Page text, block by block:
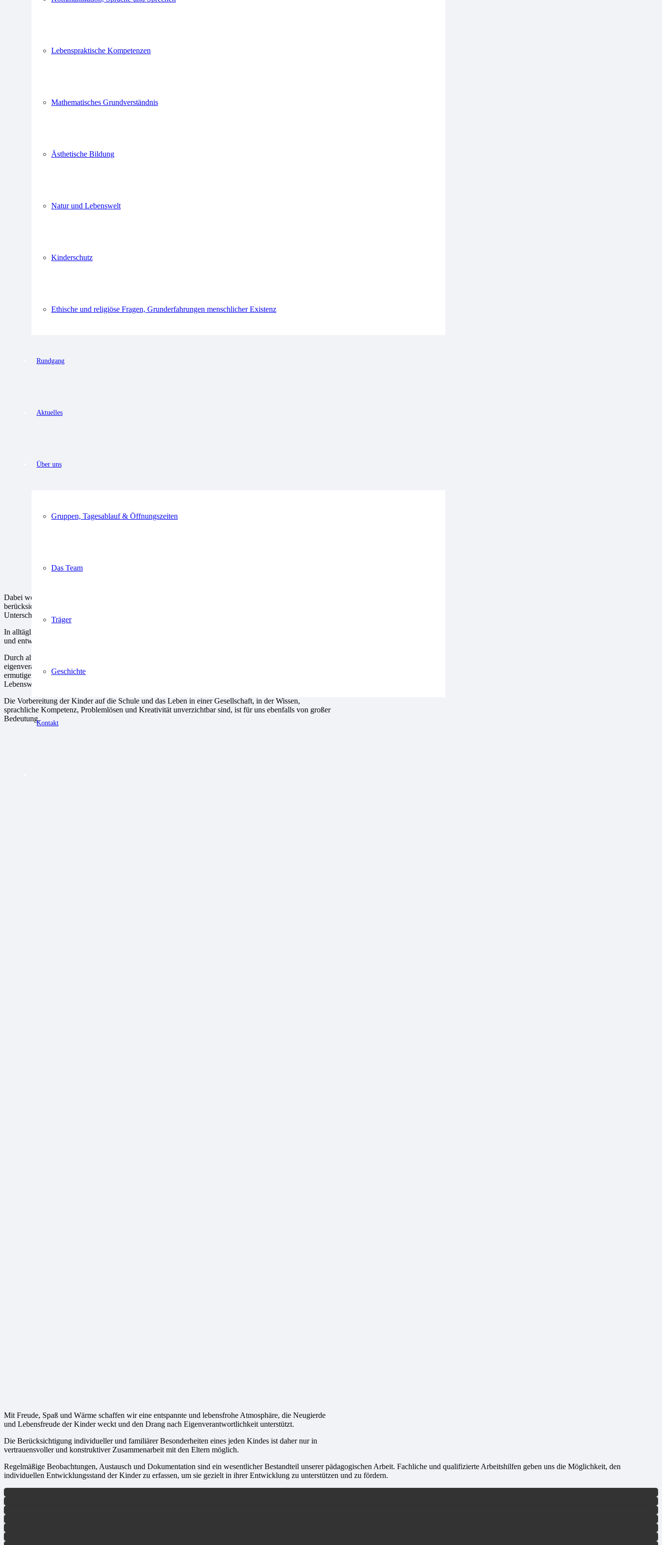
Lebenspraktische Kompetenzen
Mathematisches Grundverständnis
Ästhetische Bildung
Natur und Lebenswelt
Kinderschutz
Ethische und religiöse Fragen, Grunderfahrungen menschlicher Existenz
Rundgang
Aktuelles
Über uns
Gruppen, Tagesablauf & Öffnungszeiten
Das Team
Träger
Geschichte
Kontakt
Dabei werden Stärken und Schwächen, Begabungen und Defizite ganz individuell wahrgenommen und
berücksichtigt. So wird in der Einrichtung Inklusion erfahren und gelebt. Die Vielfalt und
Unterschiedlichkeit sehen wir als Bereicherung.
In alltäglichen, überschaubaren und altersentsprechenden, entwicklungsangemessenen Schritten leben
und entwickeln wir eine Beteiligungskultur.
Durch alters- und entwicklungsgemäße Förderung möchten wir die Entwicklung der Kinder zu
eigenverantwortlichen und gemeinschaftsfähigen Persönlichkeiten unterstützen. Wir möchten die Kinder
ermutigen, ihre motorischen, kognitiven, sozialen und musischen Fähigkeiten zu erproben und ihre
Lebenswelt auch außerhalb der Kita zu erkunden.
Die Vorbereitung der Kinder auf die Schule und das Leben in einer Gesellschaft, in der Wissen,
sprachliche Kompetenz, Problemlösen und Kreativität unverzichtbar sind, ist für uns ebenfalls von großer
Bedeutung.
Mit Freude, Spaß und Wärme schaffen wir eine entspannte und lebensfrohe Atmosphäre, die Neugierde
und Lebensfreude der Kinder weckt und den Drang nach Eigenverantwortlichkeit unterstützt.
Die Berücksichtigung individueller und familiärer Besonderheiten eines jeden Kindes ist daher nur in
vertrauensvoller und konstruktiver Zusammenarbeit mit den Eltern möglich.
Regelmäßige Beobachtungen, Austausch und Dokumentation sind ein wesentlicher Bestandteil unserer pädagogischen Arbeit. Fachliche und qualifizierte Arbeitshilfen geben uns die Möglichkeit, den
individuellen Entwicklungsstand der Kinder zu erfassen, um sie gezielt in ihrer Entwicklung zu unterstützen und zu fördern.